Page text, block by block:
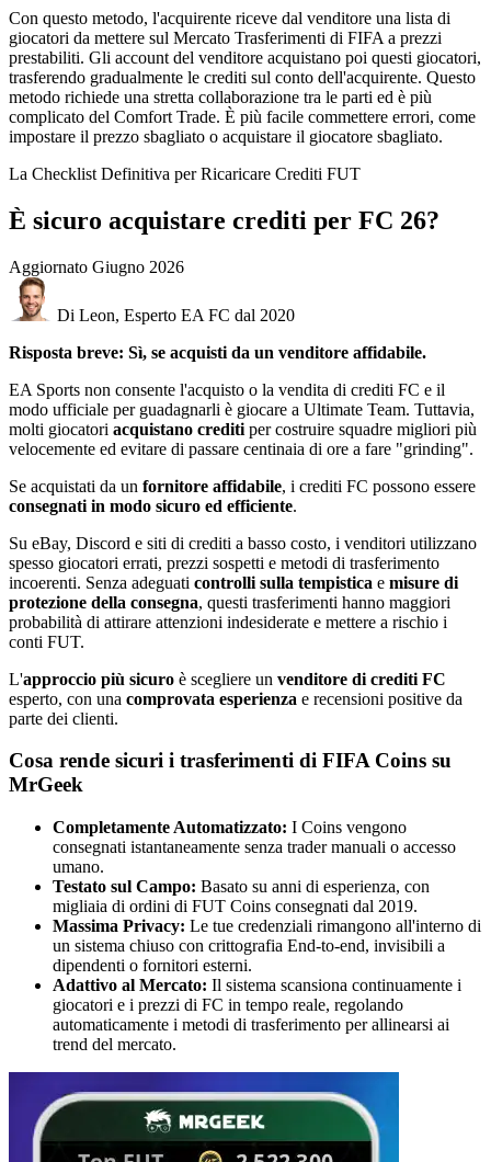
Con questo metodo, l'acquirente riceve dal venditore una lista di
giocatori da mettere sul Mercato Trasferimenti di FIFA a prezzi
prestabiliti. Gli account del venditore acquistano poi questi giocatori,
trasferendo gradualmente le crediti sul conto dell'acquirente. Questo
metodo richiede una stretta collaborazione tra le parti ed è più
complicato del Comfort Trade. È più facile commettere errori, come
impostare il prezzo sbagliato o acquistare il giocatore sbagliato.
La Checklist Definitiva per Ricaricare Crediti FUT
È sicuro acquistare crediti per FC 26?
Aggiornato Giugno 2026
Di Leon, Esperto EA FC dal 2020
Risposta breve: Sì, se acquisti da un venditore affidabile.
EA Sports non consente l'acquisto o la vendita di crediti FC e il
modo ufficiale per guadagnarli è giocare a Ultimate Team. Tuttavia,
molti giocatori acquistano crediti per costruire squadre migliori più
velocemente ed evitare di passare centinaia di ore a fare "grinding".
Se acquistati da un fornitore affidabile, i crediti FC possono essere
consegnati in modo sicuro ed efficiente.
Su eBay, Discord e siti di crediti a basso costo, i venditori utilizzano
spesso giocatori errati, prezzi sospetti e metodi di trasferimento
incoerenti. Senza adeguati controlli sulla tempistica e misure di
protezione della consegna, questi trasferimenti hanno maggiori
probabilità di attirare attenzioni indesiderate e mettere a rischio i
conti FUT.
L'approccio più sicuro è scegliere un venditore di crediti FC
esperto, con una comprovata esperienza e recensioni positive da
parte dei clienti.
Cosa rende sicuri i trasferimenti di FIFA Coins su
MrGeek
Completamente Automatizzato: I Coins vengono
consegnati istantaneamente senza trader manuali o accesso
umano.
Testato sul Campo: Basato su anni di esperienza, con
migliaia di ordini di FUT Coins consegnati dal 2019.
Massima Privacy: Le tue credenziali rimangono all'interno di
un sistema chiuso con crittografia End-to-end, invisibili a
dipendenti o fornitori esterni.
Adattivo al Mercato: Il sistema scansiona continuamente i
giocatori e i prezzi di FC in tempo reale, regolando
automaticamente i metodi di trasferimento per allinearsi ai
trend del mercato.